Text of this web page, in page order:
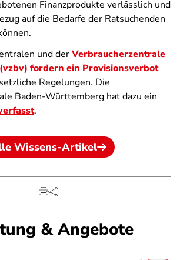
Finanzprodukte verlässlich und
auf die Bedarfe der Ratsuchenden
und derVerbraucherzentrale
fordern ein Provisionsverbot
Regelungen. Die
Baden-Württemberg hat dazu ein
.
Wissens-Artikel
& Angebote